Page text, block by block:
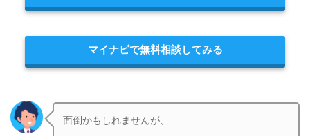
マイナビで無料相談してみる
面倒かもしれませんが、